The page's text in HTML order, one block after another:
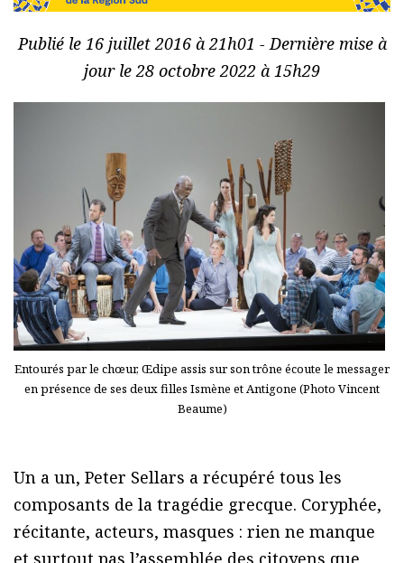
Publié le 16 juillet 2016 à 21h01 - Dernière mise à
jour le 28 octobre 2022 à 15h29
Entourés par le chœur, Œdipe assis sur son trône écoute le messager
en présence de ses deux filles Ismène et Antigone (Photo Vincent
Beaume)
Un a un, Peter Sellars a récupéré tous les
composants de la tragédie grecque. Coryphée,
récitante, acteurs, masques : rien ne manque
et surtout pas l’assemblée des citoyens que